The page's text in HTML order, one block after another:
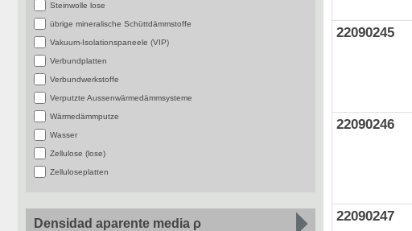
Steinwolle lose
übrige mineralische Schüttdämmstoffe
Vakuum-Isolationspaneele (VIP)
Verbundplatten
Verbundwerkstoffe
Verputzte Aussenwärmedämmsysteme
Wärmedämmputze
Wasser
Zellulose (lose)
Zelluloseplatten
Densidad aparente media ρ
22090245
22090246
22090247